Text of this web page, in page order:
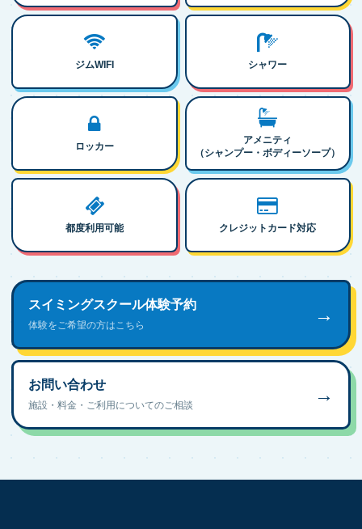
ジムWIFI シャワー
ロッカー
アメニティ
（シャンプー・ボディーソープ）
都度利用可能 クレジットカード対応
スイミングスクール体験予約
体験をご希望の方はこちら →
お問い合わせ
施設・料金・ご利用についてのご相談 →